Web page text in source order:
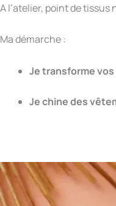
A l’atelier, point de tissus
Ma démarche :
Je transforme
Je chine des